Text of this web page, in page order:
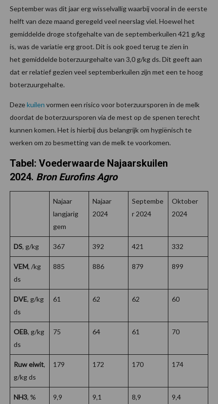
September was dit jaar erg wisselvallig waarbij vooral in de eerste
helft van deze maand geregeld veel neerslag viel. Hoewel het
gemiddelde droge stofgehalte van de septemberkuilen 421 g/kg
is, was de variatie erg groot. Dit is ook goed terug te zien in
het gemiddelde boterzuurgehalte van 3,0 g/kg ds. Dit geeft aan
dat er relatief gezien veel septemberkuilen zijn met een te hoog
boterzuurgehalte.
Dezekuilen vormen een risico voor boterzuursporen in de melk
doordat de boterzuursporen via de mest op de spenen terecht
kunnen komen. Het is hierbij dus belangrijk om hygiënisch te
werken om zo besmetting van de melk te voorkomen.
Tabel: Voederwaarde Najaarskuilen
2024. Bron Eurofins Agro
Najaar
langjarig
gem
Najaar
2024
Septembe
r 2024
Oktober
2024
DS, g/kg 367 392 421 332
VEM, /kg
ds
885 886 879 899
DVE, g/kg
ds
61 62 62 60
OEB, g/kg
ds
75 64 61 70
Ruw eiwit,
g/kg ds
179 172 170 174
NH3, % 9,9 9,1 8,9 9,4